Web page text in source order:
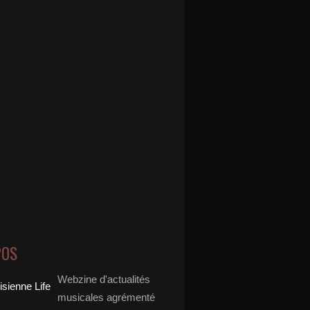
Webzine d'actualités
musicales agrémenté